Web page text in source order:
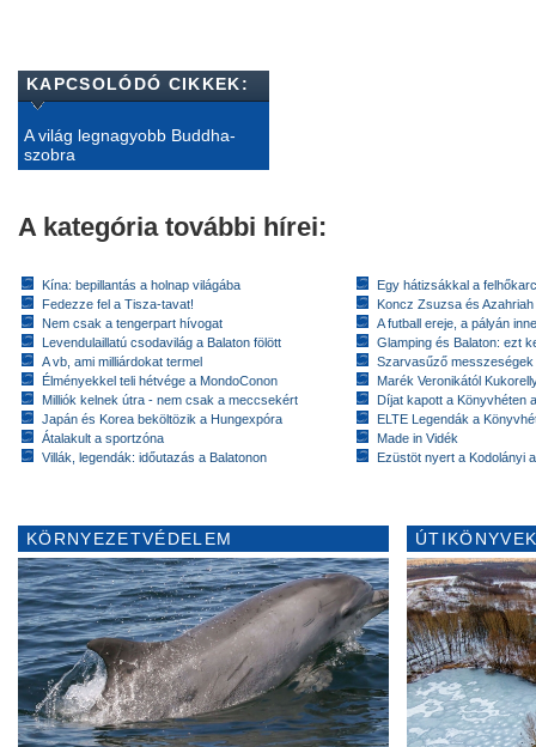
KAPCSOLÓDÓ CIKKEK:
A világ legnagyobb Buddha-
szobra
A kategória további hírei:
Kína: bepillantás a holnap világába
Fedezze fel a Tisza-tavat!
Nem csak a tengerpart hívogat
Levendulaillatú csodavilág a Balaton fölött
A vb, ami milliárdokat termel
Élményekkel teli hétvége a MondoConon
Milliók kelnek útra - nem csak a meccsekért
Japán és Korea beköltözik a Hungexpóra
Átalakult a sportzóna
Villák, legendák: időutazás a Balatonon
Egy hátizsákkal a
Koncz Zsuzsa és
A futball ereje, a pályán
Glamping és Balaton: ezt
Szarvasűző messzeségek
Marék Veronikától
Díjat kapott a Könyvhéten
ELTE Legendák a
Made in Vidék
Ezüstöt nyert a Kodolányi
KÖRNYEZETVÉDELEM